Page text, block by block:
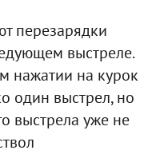
перезарядки
выстреле.
нажатии на курок
один выстрел, но
выстрела уже не